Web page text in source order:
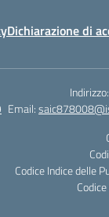
Dichiarazione di
Indirizzo:
Email:
Codice Indice delle